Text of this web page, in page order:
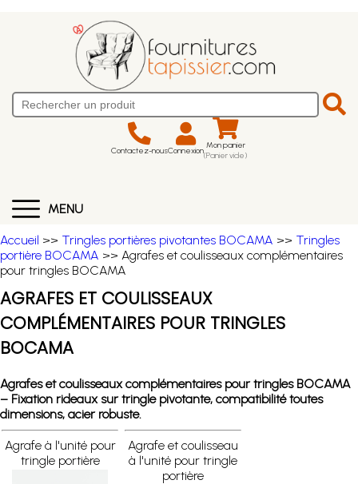
Contactez-nousConnexion Mon panier
(Panier vide)
MENU
Accueil >> Tringles portières pivotantes BOCAMA >> Tringles
portière BOCAMA >> Agrafes et coulisseaux complémentaires
pour tringles BOCAMA
AGRAFES ET COULISSEAUX
COMPLÉMENTAIRES POUR TRINGLES
BOCAMA
Agrafes et coulisseaux complémentaires pour tringles BOCAMA
– Fixation rideaux sur tringle pivotante, compatibilité toutes
dimensions, acier robuste.
Agrafe à l'unité pour
tringle portière
Agrafe et coulisseau
à l'unité pour tringle
portière